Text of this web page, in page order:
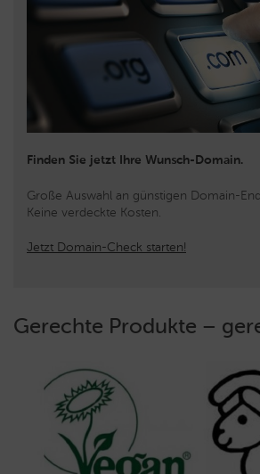
Finden Sie jetzt Ihre Wunsch-Domain.
Große Auswahl an günstigen Domain-
Keine verdeckte Kosten.
Jetzt Domain-Check starten!
Gerechte Produkte –